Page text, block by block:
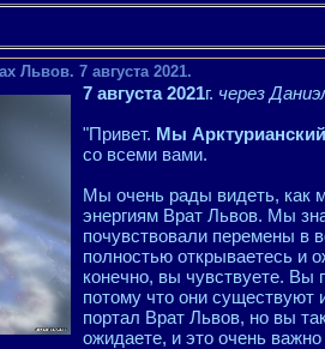
Львов. 7 августа 2021.
7 августа 2021г. через
"Привет. Мы
со всеми вами.
Мы очень рады видеть, как
энергиям Врат Львов. Мы
почувствовали перемены в
полностью открываетесь и
конечно, вы чувствуете. Вы
потому что они существуют
портал Врат Львов, но вы
ожидаете, и это очень